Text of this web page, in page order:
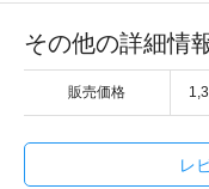
その他の詳細情
販売価格
レ